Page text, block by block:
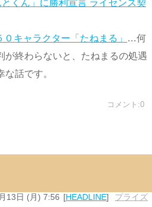
とくん」に勝利宣言 ライセンス契
キャラクター「たねまる」
…何
が終わらないと、たねまるの処遇
話です。
コメント:0
13日 (月) 7:56 HEADLINE プライズ